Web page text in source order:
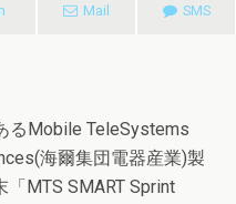
Mail SMS
るMobile TeleSystems
海爾集団電器産業)製
MTS SMART Sprint